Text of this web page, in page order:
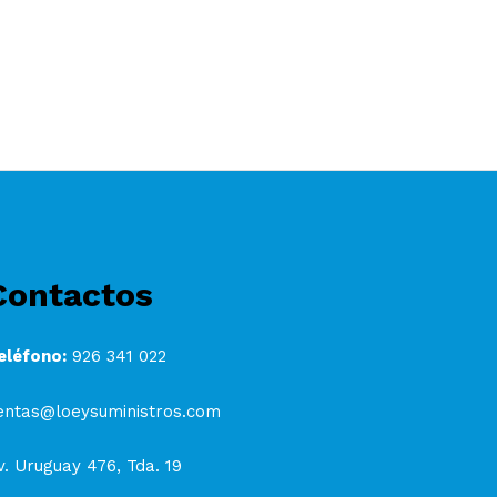
926 341 022
Uruguay 476, Tda. 19